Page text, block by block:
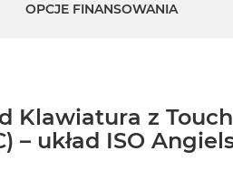
OPCJE FINANSOWANIA
Klawiatura z
– układ ISO